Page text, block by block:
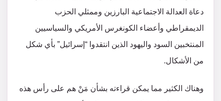
دعاة العدالة الاجتماعية البارزين وممثلي الحزب
الديمقراطي وأعضاء الكونغرس الأمريكي والسياسيين
المنتخبين السود واليهود الذين انتقدوا “إسرائيل” بأي شكل
من الأشكال.
وهناك الكثير مما يمكن قراءته بشأن مَنْ هم على رأس هذه